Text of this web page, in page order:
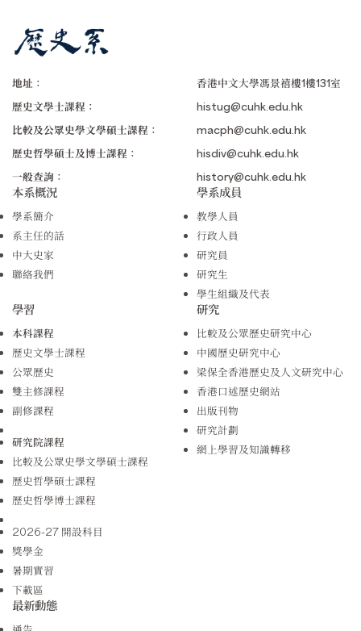
地址：
香港中文大學馮景禧樓1樓131室
歷史文學士課程：
histug@cuhk.edu.hk
比較及公眾史學文學碩士課程：
macph@cuhk.edu.hk
歷史哲學碩士及博士課程：
hisdiv@cuhk.edu.hk
一般查詢：
history@cuhk.edu.hk
本系概況
學系簡介
系主任的話
中大史家
聯絡我們
學系成員
教學人員
行政人員
研究員
研究生
學生組織及代表
學習
本科課程
歷史文學士課程
公眾歷史
雙主修課程
副修課程
研究院課程
比較及公眾史學文學碩士課程
歷史哲學碩士課程
歷史哲學博士課程
2026-27 開設科目
獎學金
暑期實習
下載區
研究
比較及公眾歷史研究中心
中國歷史研究中心
梁保全香港歷史及人文研究中心
香港口述歷史網站
出版刊物
研究計劃
網上學習及知識轉移
最新動態